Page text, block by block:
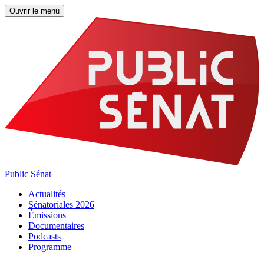
Ouvrir le menu
Public Sénat
Actualités
Sénatoriales 2026
Émissions
Documentaires
Podcasts
Programme